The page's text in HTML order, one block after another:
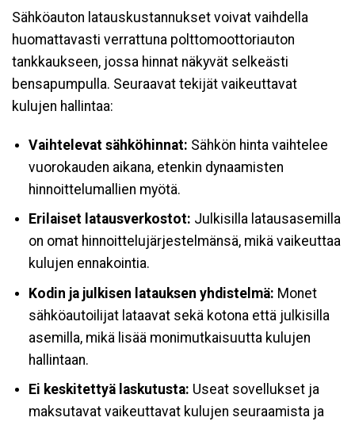
Sähköauton latauskustannukset voivat vaihdella
huomattavasti verrattuna polttomoottoriauton
tankkaukseen, jossa hinnat näkyvät selkeästi
bensapumpulla. Seuraavat tekijät vaikeuttavat
kulujen hallintaa:
Vaihtelevat sähköhinnat: Sähkön hinta vaihtelee
vuorokauden aikana, etenkin dynaamisten
hinnoittelumallien myötä.
Erilaiset latausverkostot: Julkisilla latausasemilla
on omat hinnoittelujärjestelmänsä, mikä vaikeuttaa
kulujen ennakointia.
Kodin ja julkisen latauksen yhdistelmä: Monet
sähköautoilijat lataavat sekä kotona että julkisilla
asemilla, mikä lisää monimutkaisuutta kulujen
hallintaan.
Ei keskitettyä laskutusta: Useat sovellukset ja
maksutavat vaikeuttavat kulujen seuraamista ja